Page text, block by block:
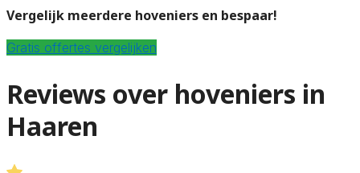
Vergelijk meerdere hoveniers en bespaar!
Gratis offertes vergelijken
Reviews over hoveniers in
Haaren